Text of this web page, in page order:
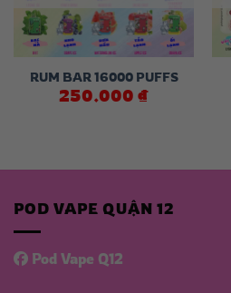
RUM BAR 16000 PUFFS
250.000 ₫
₫.
POD VAPE QUẬN 12
Pod Vape Q12